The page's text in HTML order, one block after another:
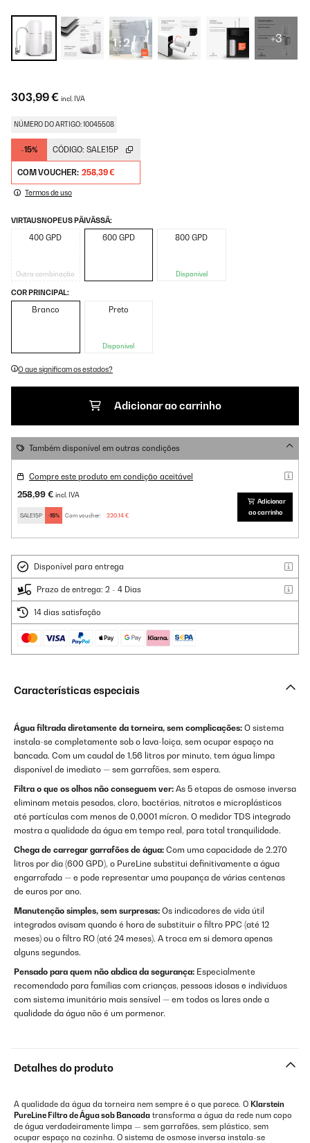
+3
303,99 € incl. IVA
NÚMERO DO ARTIGO: 10045508
-15% CÓDIGO: SALE15P
COM VOUCHER: 258,39 €
Termos de uso
VIRTAUSNOPEUS PÄIVÄSSÄ:
400 GPD
Outra combinação
600 GPD 800 GPD
Disponível
COR PRINCIPAL:
Branco Preto
Disponível
O que significam os estados?
Adicionar ao carrinho
Também disponível em outras condições
Compre este produto em condição aceitável
258,99 € incl. IVA
SALE15P -15% Com voucher: 220,14 €
Adicionar
ao carrinho
Disponível para entrega
Prazo de entrega: 2 - 4 Dias
14 dias satisfação
Características especiais
Água filtrada diretamente da torneira, sem complicações: O sistema
instala-se completamente sob o lava-loiça, sem ocupar espaço na
bancada. Com um caudal de 1,56 litros por minuto, tem água limpa
disponível de imediato — sem garrafões, sem espera.
Filtra o que os olhos não conseguem ver: As 5 etapas de osmose inversa
eliminam metais pesados, cloro, bactérias, nitratos e microplásticos
até partículas com menos de 0,0001 mícron. O medidor TDS integrado
mostra a qualidade da água em tempo real, para total tranquilidade.
Chega de carregar garrafões de água: Com uma capacidade de 2.270
litros por dia (600 GPD), o PureLine substitui definitivamente a água
engarrafada — e pode representar uma poupança de várias centenas
de euros por ano.
Manutenção simples, sem surpresas: Os indicadores de vida útil
integrados avisam quando é hora de substituir o filtro PPC (até 12
meses) ou o filtro RO (até 24 meses). A troca em si demora apenas
alguns segundos.
Pensado para quem não abdica da segurança: Especialmente
recomendado para famílias com crianças, pessoas idosas e indivíduos
com sistema imunitário mais sensível — em todos os lares onde a
qualidade da água não é um pormenor.
Detalhes do produto
A qualidade da água da torneira nem sempre é o que parece. O Klarstein
PureLine Filtro de Água sob Bancada transforma a água da rede num copo
de água verdadeiramente limpa — sem garrafões, sem plástico, sem
ocupar espaço na cozinha. O sistema de osmose inversa instala-se